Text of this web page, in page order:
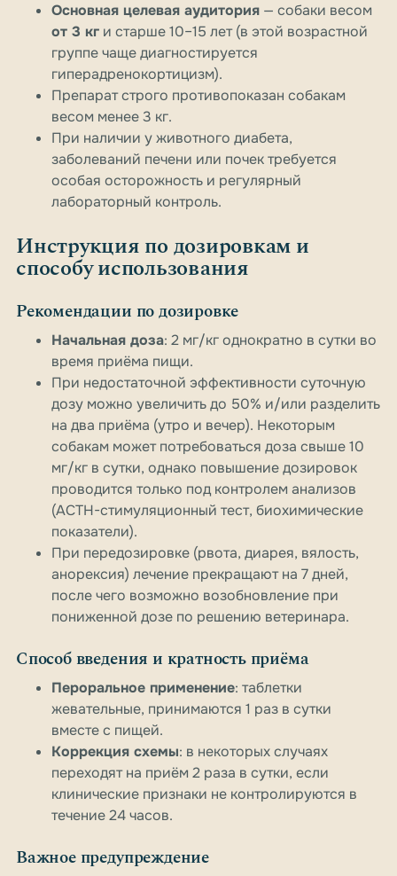
Основная целевая аудитория — собаки весом
от 3 кг и старше 10–15 лет (в этой возрастной
группе чаще диагностируется
гиперадренокортицизм).
Препарат строго противопоказан собакам
весом менее 3 кг.
При наличии у животного диабета,
заболеваний печени или почек требуется
особая осторожность и регулярный
лабораторный контроль.
Инструкция по дозировкам и
способу использования
Рекомендации по дозировке
Начальная доза: 2 мг/кг однократно в сутки во
время приёма пищи.
При недостаточной эффективности суточную
дозу можно увеличить до 50% и/или разделить
на два приёма (утро и вечер). Некоторым
собакам может потребоваться доза свыше 10
мг/кг в сутки, однако повышение дозировок
проводится только под контролем анализов
(ACTH-стимуляционный тест, биохимические
показатели).
При передозировке (рвота, диарея, вялость,
анорексия) лечение прекращают на 7 дней,
после чего возможно возобновление при
пониженной дозе по решению ветеринара.
Способ введения и кратность приёма
Пероральное применение: таблетки
жевательные, принимаются 1 раз в сутки
вместе с пищей.
Коррекция схемы: в некоторых случаях
переходят на приём 2 раза в сутки, если
клинические признаки не контролируются в
течение 24 часов.
Важное предупреждение